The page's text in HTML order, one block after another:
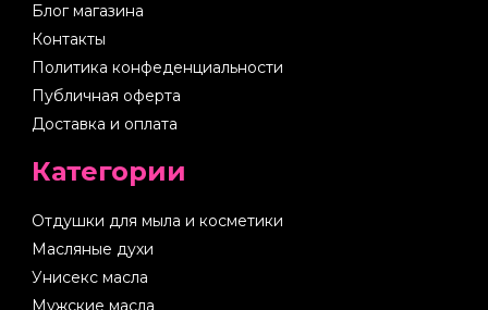
Блог магазина
Контакты
Политика конфеденциальности
Публичная оферта
Доставка и оплата
Категории
Отдушки для мыла и косметики
Масляные духи
Унисекс масла
Мужские масла